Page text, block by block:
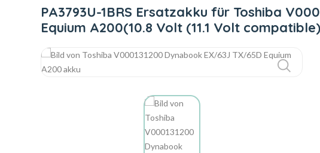
PA3793U-1BRS Ersatzakku für Toshiba
Equium A200(10.8 Volt (11.1 Volt